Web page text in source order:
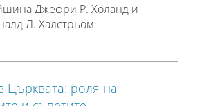
Джефри Р. Холанд и
Л. Халстрьом